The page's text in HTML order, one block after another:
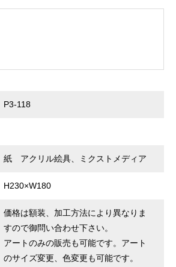
P3-118
紙 アクリル絵具、ミクストメディア
H230×W180
価格は額装、加工方法により異なりま
すので御問い合わせ下さい。
アートのみの販売も可能です。アート
のサイズ変更、色変更も可能です。